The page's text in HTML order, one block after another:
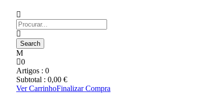
0
Artigos : 0
Subtotal : 0,00 €
Ver CarrinhoFinalizar Compra